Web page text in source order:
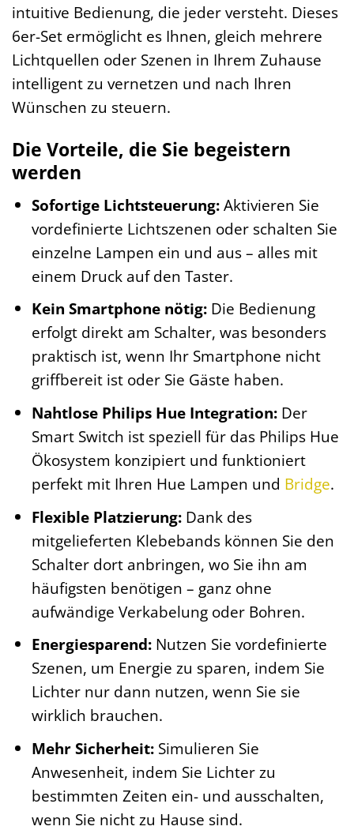
intuitive Bedienung, die jeder versteht. Dieses
6er-Set ermöglicht es Ihnen, gleich mehrere
Lichtquellen oder Szenen in Ihrem Zuhause
intelligent zu vernetzen und nach Ihren
Wünschen zu steuern.
Die Vorteile, die Sie begeistern
werden
Sofortige Lichtsteuerung:Aktivieren Sie
vordefinierte Lichtszenen oder schalten Sie
einzelne Lampen ein und aus – alles mit
einem Druck auf den Taster.
Kein Smartphone nötig:Die Bedienung
erfolgt direkt am Schalter, was besonders
praktisch ist, wenn Ihr Smartphone nicht
griffbereit ist oder Sie Gäste haben.
Nahtlose Philips Hue Integration:Der
Smart Switch ist speziell für das Philips Hue
Ökosystem konzipiert und funktioniert
perfekt mit Ihren Hue Lampen und Bridge.
Flexible Platzierung:Dank des
mitgelieferten Klebebands können Sie den
Schalter dort anbringen, wo Sie ihn am
häufigsten benötigen – ganz ohne
aufwändige Verkabelung oder Bohren.
Energiesparend:Nutzen Sie vordefinierte
Szenen, um Energie zu sparen, indem Sie
Lichter nur dann nutzen, wenn Sie sie
wirklich brauchen.
Mehr Sicherheit:Simulieren Sie
Anwesenheit, indem Sie Lichter zu
bestimmten Zeiten ein- und ausschalten,
wenn Sie nicht zu Hause sind.